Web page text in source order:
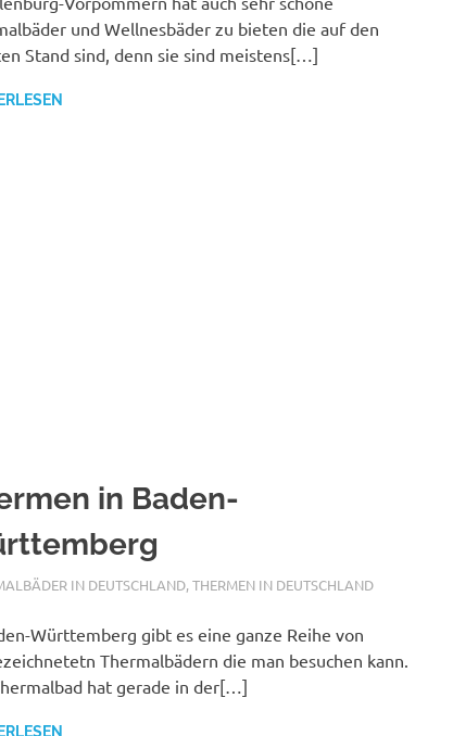
und Wellnesbäder zu bieten die auf den
Stand sind, denn sie sind meistens[…]
in Baden-
IN DEUTSCHLAND,THERMEN IN DEUTSCHLAND
Württemberg gibt es eine ganze Reihe von
Thermalbädern die man besuchen kann.
hat gerade in der[…]